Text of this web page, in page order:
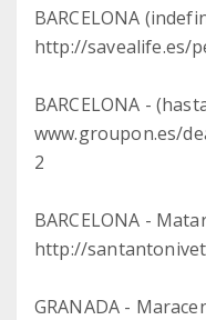
BARCELONA
http://savealife.es/
BARCELONA -
www.groupon.es/
2
BARCELONA -
http://
GRANADA -